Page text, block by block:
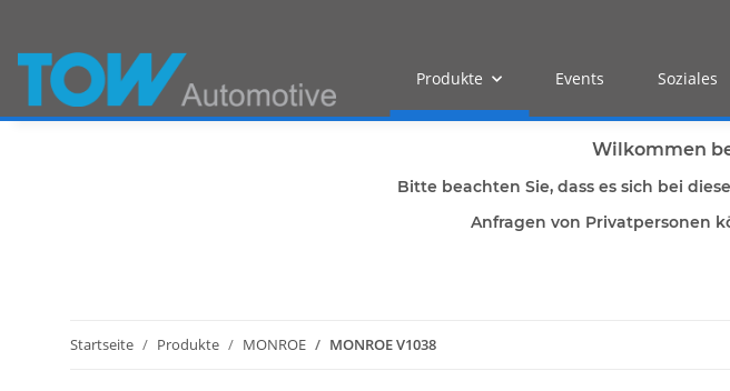
Produkte Events Soziales
Wilkommen
Bitte beachten Sie, dass es sich bei
Anfragen von Privatpersonen
Startseite Produkte MONROE MONROE V1038